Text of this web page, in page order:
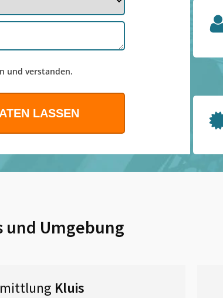
und verstanden.
und Umgebung
Kluis